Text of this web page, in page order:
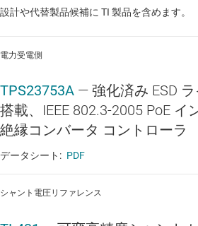
設計や代替製品候補に TI 製品を含めます。
電力受電側
TPS23753A — 強化済み ESD
搭載、IEEE 802.3-2005 PoE イ
絶縁コンバータ コントローラ
データシート: PDF
シャント電圧リファレンス